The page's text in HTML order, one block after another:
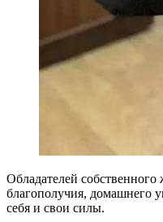
Обладателей
благополучия, домашнего
себя и свои силы.